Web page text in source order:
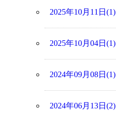
2025年10月11日(1)
2025年10月04日(1)
2024年09月08日(1)
2024年06月13日(2)